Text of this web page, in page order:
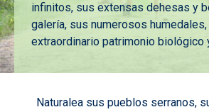
infinitos, sus extensas dehesas y
galería, sus numerosos
extraordinario patrimonio biológico
Naturalea sus pueblos serranos,